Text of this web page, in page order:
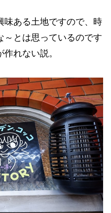
味ある土地ですので、時
～とは思っているのです
れない説。